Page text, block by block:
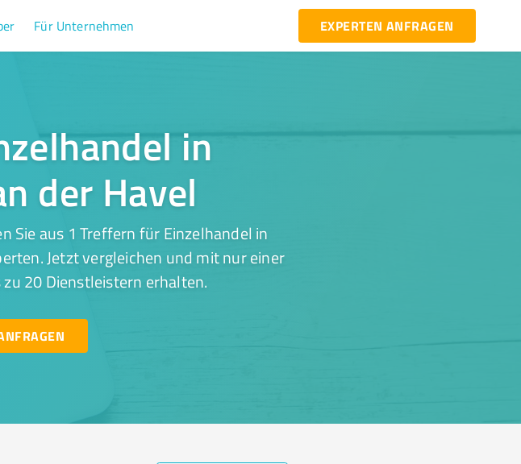
Für Unternehmen EXPERTEN ANFRAGEN
in
der Havel
Sie aus 1 Treffern für Einzelhandel in
Jetzt vergleichen und mit nur einer
20 Dienstleistern erhalten.